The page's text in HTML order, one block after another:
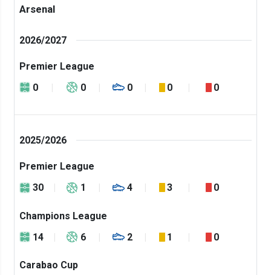
Arsenal
2026/2027
Premier League
0
0 0 0 0
2025/2026
Premier League
30
1 4 3 0
Champions League
14
6 2 1 0
Carabao Cup